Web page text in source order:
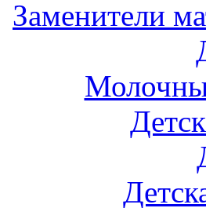
Заменители